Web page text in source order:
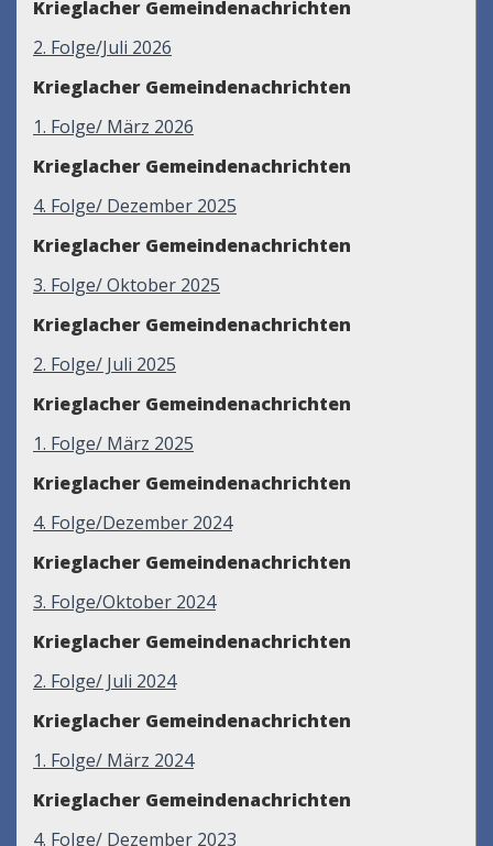
Krieglacher Gemeindenachrichten
2. Folge/Juli 2026
Krieglacher Gemeindenachrichten
1. Folge/ März 2026
Krieglacher Gemeindenachrichten
4. Folge/ Dezember 2025
Krieglacher Gemeindenachrichten
3. Folge/ Oktober 2025
Krieglacher Gemeindenachrichten
2. Folge/ Juli 2025
Krieglacher Gemeindenachrichten
1. Folge/ März 2025
Krieglacher Gemeindenachrichten
4. Folge/Dezember 2024
Krieglacher Gemeindenachrichten
3. Folge/Oktober 2024
Krieglacher Gemeindenachrichten
2. Folge/ Juli 2024
Krieglacher Gemeindenachrichten
1. Folge/ März 2024
Krieglacher Gemeindenachrichten
4. Folge/ Dezember 2023